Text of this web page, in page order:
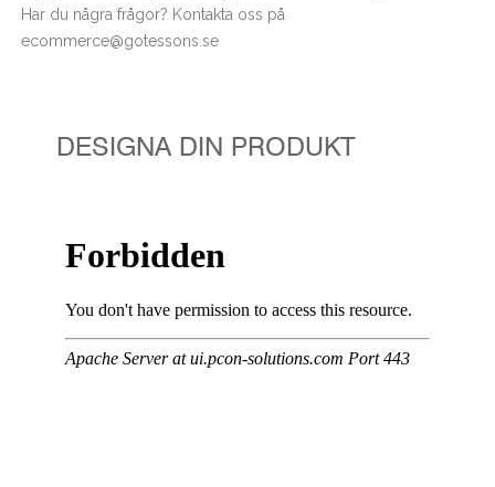
Har du några frågor? Kontakta oss på
ecommerce@gotessons.se
DESIGNA DIN PRODUKT